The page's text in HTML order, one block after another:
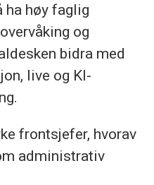
ha høy faglig
og
bidra med
live og KI-
frontsjefer, hvorav
administrativ